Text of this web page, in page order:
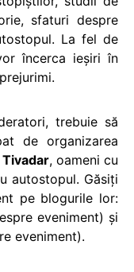
sfaturi despre
La fel de
încerca ieşiri în
trebuie să
de organizarea
Tivadar, oameni cu
autostopul. Găsiţi
pe blogurile lor:
eveniment) şi
eveniment).